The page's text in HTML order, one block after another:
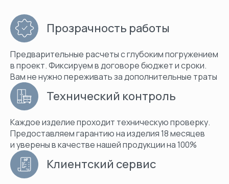
Прозрачность работы
Предварительные расчеты с глубоким погружением
в проект. Фиксируем в договоре бюджет и сроки.
Вам не нужно переживать за дополнительные траты
Технический контроль
Каждое изделие проходит техническую проверку.
Предоставляем гарантию на изделия 18 месяцев
и уверены в качестве нашей продукции на 100%
Клиентский сервис